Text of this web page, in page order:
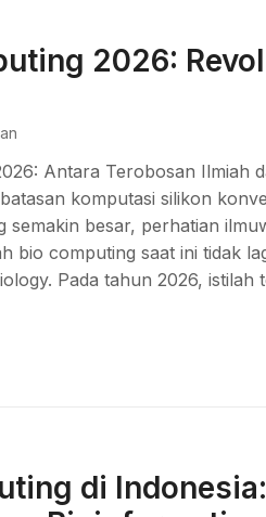
2026:
Antara Terobosan Ilmiah
komputasi silikon
semakin besar, perhatian
bio computing saat ini tidak
Pada tahun 2026,
di